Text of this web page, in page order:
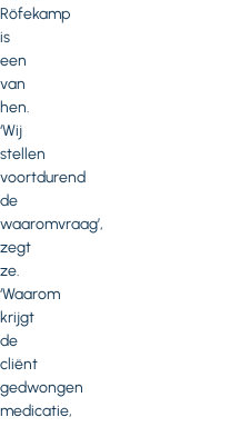
Röfekamp
is
een
van
hen.
‘Wij
stellen
voortdurend
de
waaromvraag’,
zegt
ze.
‘Waarom
krijgt
de
cliënt
gedwongen
medicatie,